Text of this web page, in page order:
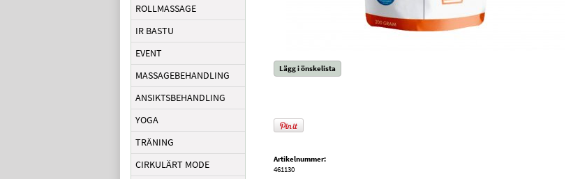
ROLLMASSAGE
IR BASTU
EVENT
MASSAGEBEHANDLING
ANSIKTSBEHANDLING
YOGA
TRÄNING
CIRKULÄRT MODE
Lägg i önskelista
Artikelnummer:
461130